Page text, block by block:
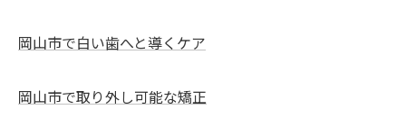
岡山市で白い歯へと導くケア
岡山市で取り外し可能な矯正